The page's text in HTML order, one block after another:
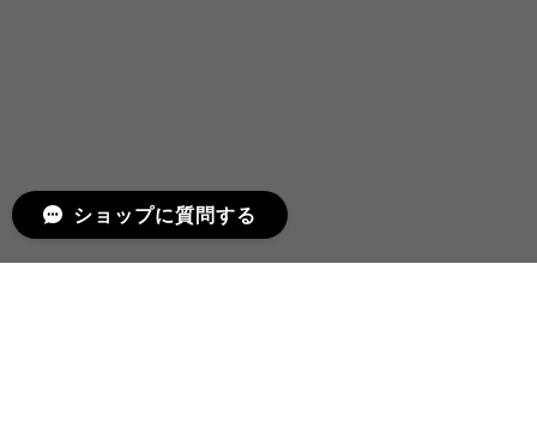
ショップに質問する